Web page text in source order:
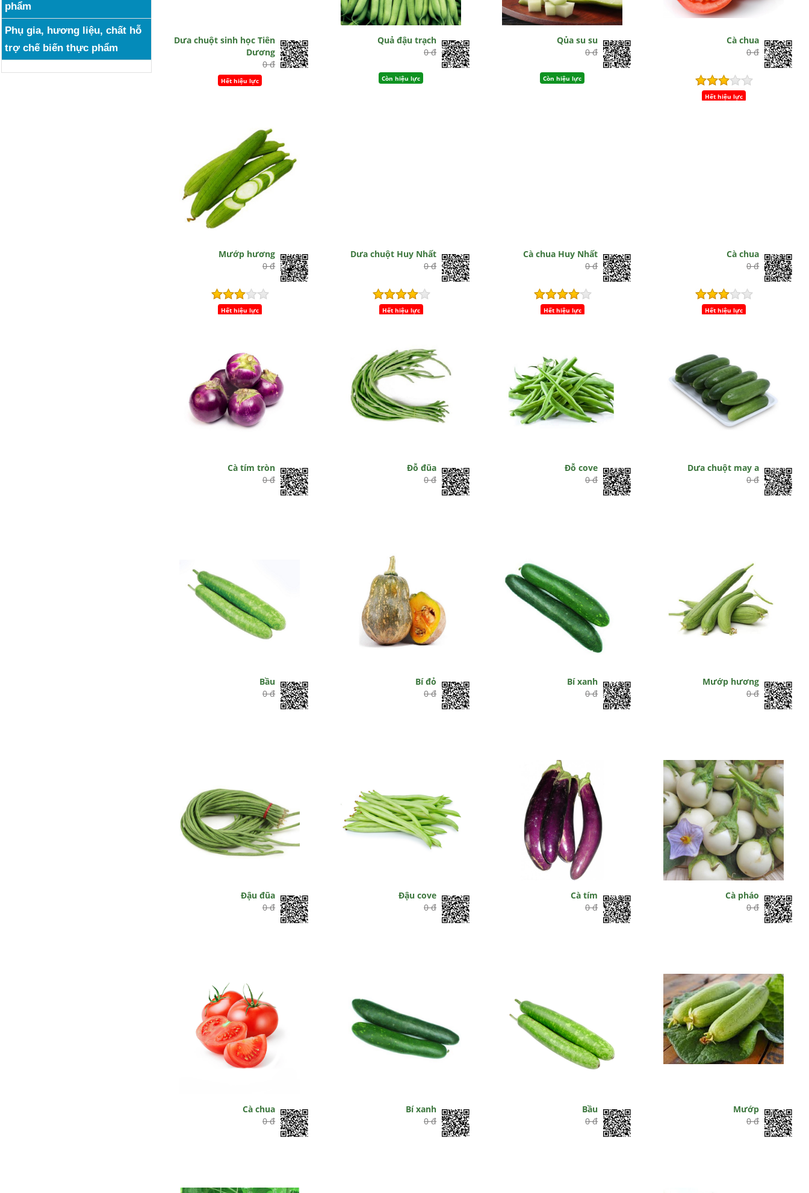
phẩm
Phụ gia, hương liệu, chất hỗ
trợ chế biến thực phẩm
Dưa chuột sinh học Tiên
Dương
0 đ
Hết hiệu lực
Quả đậu trạch
0 đ
Còn hiệu lực
Qủa su su
0 đ
Còn hiệu lực
Cà chua
0 đ
Hết hiệu lực
Mướp hương
0 đ
Hết hiệu lực
Dưa chuột Huy Nhất
0 đ
Hết hiệu lực
Cà chua Huy Nhất
0 đ
Hết hiệu lực
Cà chua
0 đ
Hết hiệu lực
Cà tím tròn
0 đ
Đỗ đũa
0 đ
Đỗ cove
0 đ
Dưa chuột may a
0 đ
Bầu
0 đ
Bí đỏ
0 đ
Bí xanh
0 đ
Mướp hương
0 đ
Đậu đũa
0 đ
Đậu cove
0 đ
Cà tím
0 đ
Cà pháo
0 đ
Cà chua
0 đ
Bí xanh
0 đ
Bầu
0 đ
Mướp
0 đ